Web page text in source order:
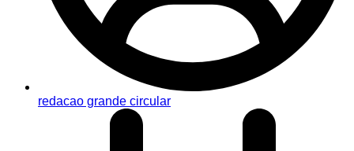
redacao grande circular